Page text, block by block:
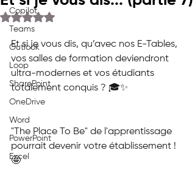
Copilot
Teams
Outlook
Loop
SharePoint
OneDrive
Word
PowerPoint
Excel
Noté NaN étoiles sur 5.
Et si je vous dis, qu’avec nos E-Tables,
vos salles de formation deviendront
ultra-modernes et vos étudiants
totalement conquis ? 🎓✨
"The Place To Be" de l'apprentissage
pourrait devenir votre établissement !
🤩